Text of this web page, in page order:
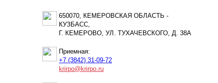
650070, КЕМЕРОВСКАЯ ОБЛАСТЬ -
КУЗБАСС,
Г. КЕМЕРОВО, УЛ. ТУХАЧЕВСКОГО, Д. 38А
Приемная:
+7 (3842) 31-09-72
krirpo@krirpo.ru